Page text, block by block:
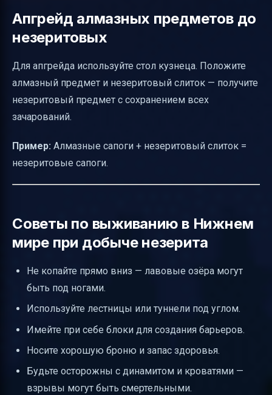
Апгрейд алмазных предметов до
незеритовых
Для апгрейда используйте стол кузнеца. Положите
алмазный предмет и незеритовый слиток — получите
незеритовый предмет с сохранением всех
зачарований.
Пример: Алмазные сапоги + незеритовый слиток =
незеритовые сапоги.
Советы по выживанию в Нижнем
мире при добыче незерита
Не копайте прямо вниз — лавовые озёра могут
быть под ногами.
Используйте лестницы или туннели под углом.
Имейте при себе блоки для создания барьеров.
Носите хорошую броню и запас здоровья.
Будьте осторожны с динамитом и кроватями —
взрывы могут быть смертельными.